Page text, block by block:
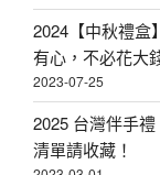
2024【中秋禮盒
有心，不必花大
2023-07-25
2025 台灣伴手
清單請收藏！